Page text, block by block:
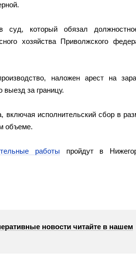
суд, который обязал
хозяйства Приволжского
наложен арест на
выезд за границу.
включая исполнительский сбор в
объеме.
работы пройдут в
новости читайте в нашем